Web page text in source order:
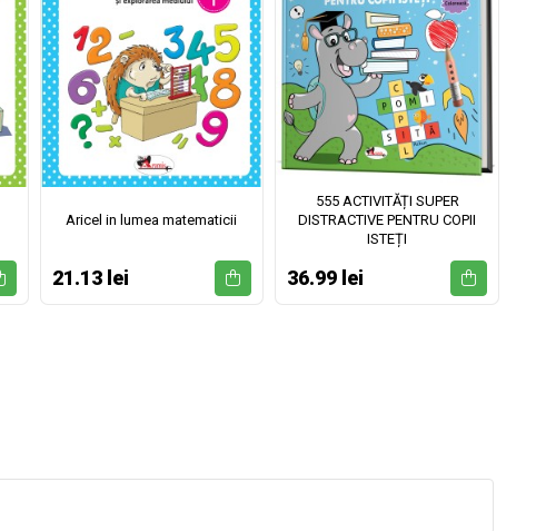
Aricel in lumea matematicii
21.13 lei
555 ACTIVITĂȚI SUPER
DISTRACTIVE PENTRU COPII
ISTEȚI
36.99 lei